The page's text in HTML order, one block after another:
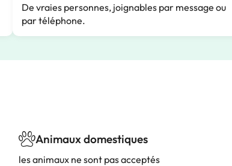
De vraies personnes, joignables par message ou
par téléphone.
Animaux domestiques
les animaux ne sont pas acceptés